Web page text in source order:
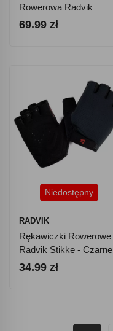
Rowerowa Radvik
Siglabag
69.99 zł
Niedostępny
RADVIK
Rękawiczki Rowerowe
Radvik Stikke - Czarne
34.99 zł